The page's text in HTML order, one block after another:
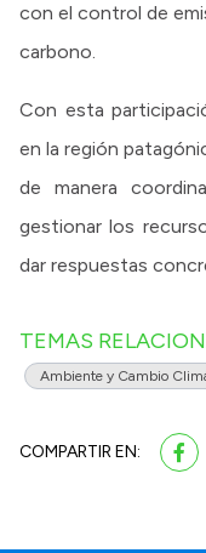
con el control de
carbono.
Con esta
en la región
de manera
gestionar los
dar respuestas
TEMAS
Ambiente y Cambio
COMPARTIR EN: